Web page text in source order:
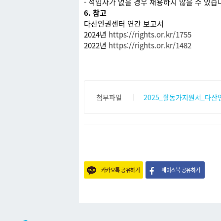
6. 참고
다산인권센터 연간 보고서
2024년 https://rights.or.kr/1755
2022년 https://rights.or.kr/1482
첨부파일
카카오톡 공유하기 페이스북 공유하기